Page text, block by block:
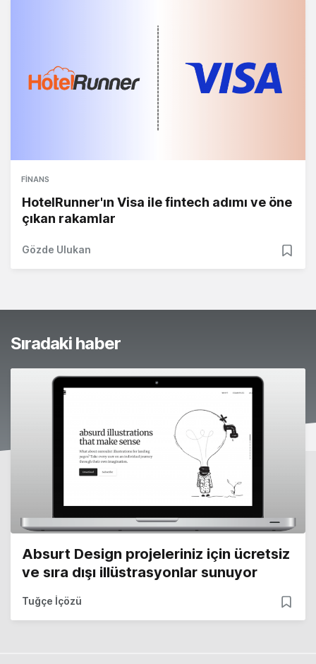
FINANS
HotelRunner'ın Visa ile fintech adımı ve öne
çıkan rakamlar
Gözde Ulukan
Sıradaki haber
Absurt Design projeleriniz için ücretsiz
ve sıra dışı illüstrasyonlar sunuyor
Tuğçe İçözü